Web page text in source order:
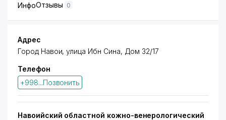
ИнфоОтзывы 0
Адрес
Город Навои, улица Ибн Сина, Дом 32/17
Телефон
+998...Позвонить
Навоийский областной кожно-венерологический